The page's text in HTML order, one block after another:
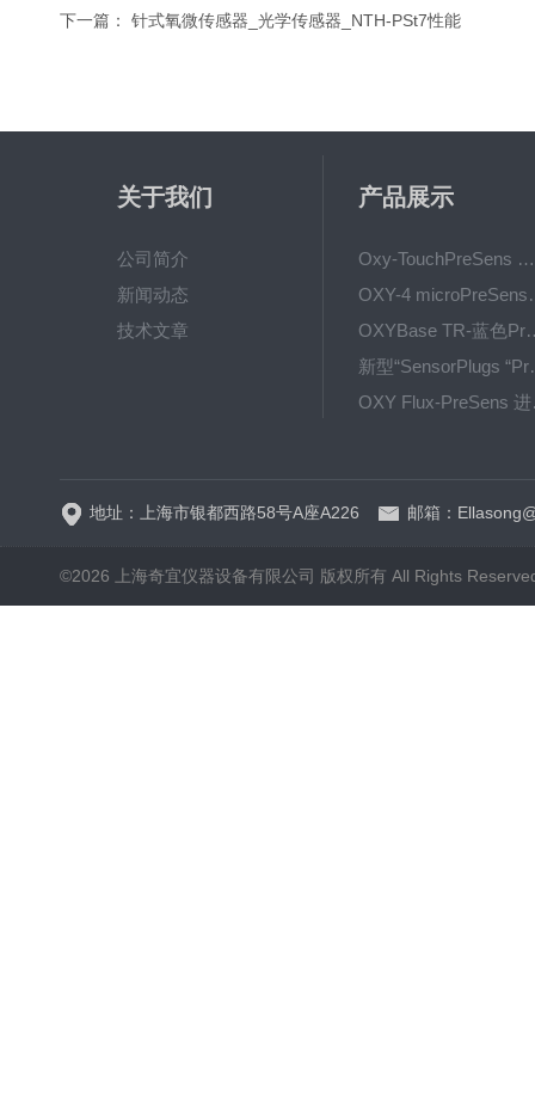
下一篇： 针式氧微传感器_光学传感器_NTH-PSt7性能
关于我们
公司简介
新闻动态
技术文章
产品展示
Oxy-TouchPreSens 氧分析仪 多孔培养容器监测
OXY-4
OXYBase TR-蓝色
新型
地址：上海市银都西路58号A座A226 邮箱：
©2026 上海奇宜仪器设备有限公司 版权所有 All Rights